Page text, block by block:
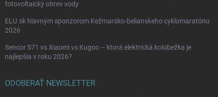
fotovoltaický ohrev vody
ELU.sk hlavným sponzorom Kežmarsko-belianskeho cyklomaratónu
2026
Sencor S71 vs Xiaomi vs Kugoo – ktorá elektrická kolobežka je
najlepšia v roku 2026?
ODOBERAŤ NEWSLETTER